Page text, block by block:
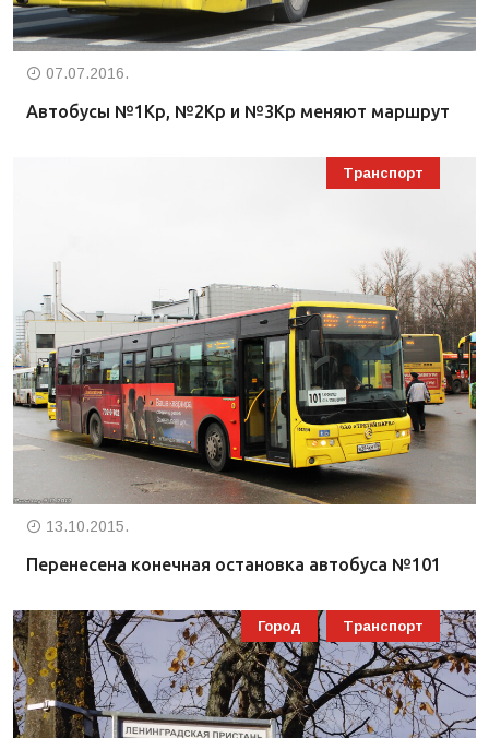
07.07.2016.
Автобусы №1Кр, №2Кр и №3Кр меняют маршрут
Транспорт
13.10.2015.
Перенесена конечная остановка автобуса №101
Город Транспорт